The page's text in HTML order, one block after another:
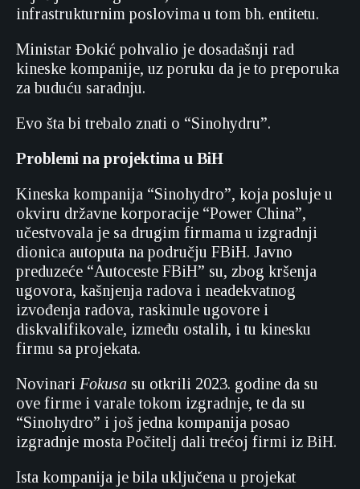
infrastrukturnim poslovima u tom bh. entitetu.
Ministar Đokić pohvalio je dosadašnji rad
kineske kompanije, uz poruku da je to preporuka
za buduću saradnju.
Evo šta bi trebalo znati o “Sinohydru”.
Problemi na projektima u BiH
Kineska kompanija “Sinohydro”, koja posluje u
okviru državne korporacije “Power China”,
učestvovala je sa drugim firmama u izgradnji
dionica autoputa na području FBiH. Javno
preduzeće “Autoceste FBiH” su, zbog kršenja
ugovora, kašnjenja radova i neadekvatnog
izvođenja radova, raskinule ugovore i
diskvalifikovale, između ostalih, i tu kinesku
firmu sa projekata.
Novinari Fokusa su otkrili 2023. godine da su
ove firme i varale tokom izgradnje, te da su
“Sinohydro” i još jedna kompanija posao
izgradnje mosta Počitelj dali trećoj firmi iz BiH.
Ista kompanija je bila uključena u projekat